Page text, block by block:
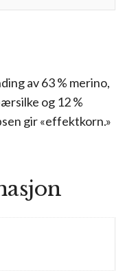
av 63 % merino,
og 12 %
gir «effektkorn.»